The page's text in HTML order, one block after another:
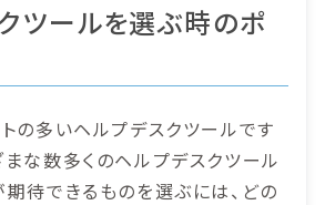
ツールを選ぶ時のポ
トの多いヘルプデスクツールです
まな数多くのヘルプデスクツール
期待できるものを選ぶには、どの